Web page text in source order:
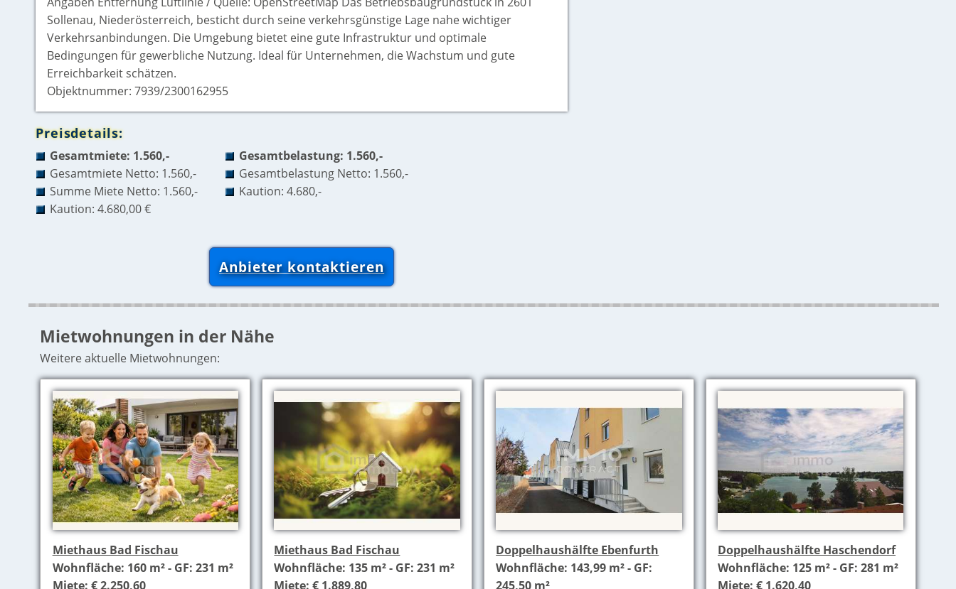
Sollenau, Niederösterreich, besticht durch seine verkehrsgünstige Lage nahe wichtiger
Verkehrsanbindungen. Die Umgebung bietet eine gute Infrastruktur und optimale
Bedingungen für gewerbliche Nutzung. Ideal für Unternehmen, die Wachstum und gute
Erreichbarkeit schätzen.
Objektnummer: 7939/2300162955
Preisdetails:
Gesamtmiete: 1.560,-
Gesamtbelastung: 1.560,-
Gesamtmiete Netto: 1.560,-
Gesamtbelastung Netto: 1.560,-
Summe Miete Netto: 1.560,-
Kaution: 4.680,-
Kaution: 4.680,00 €
Anbieter kontaktieren
Mietwohnungen in der Nähe
Weitere aktuelle Mietwohnungen:
Miethaus Bad Fischau
Wohnfläche: 160 m² - GF: 231 m²
Miete: € 2.250,60
Miethaus Bad Fischau
Wohnfläche: 135 m² - GF: 231 m²
Miete: € 1.889,80
Doppelhaushälfte Ebenfurth
Wohnfläche: 143,99 m² - GF:
245,50 m²
Doppelhaushälfte Haschendorf
Wohnfläche: 125 m² - GF: 281 m²
Miete: € 1.620,40